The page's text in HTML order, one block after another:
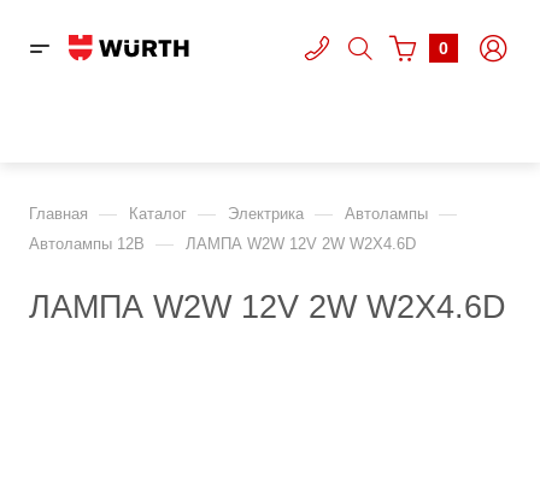
0
Главная — Каталог — Электрика — Автолампы —
Автолампы 12В — ЛАМПА W2W 12V 2W W2X4.6D
ЛАМПА W2W 12V 2W W2X4.6D